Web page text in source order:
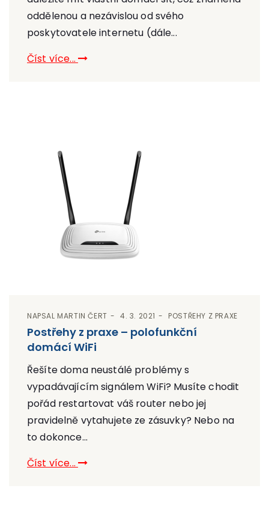
oddělenou a nezávislou od svého
poskytovatele internetu (dále...
Číst více...
NAPSAL MARTIN ČERT 4. 3. 2021 POSTŘEHY Z PRAXE
Postřehy z praxe – polofunkční
domácí WiFi
Řešíte doma neustálé problémy s
vypadávajícím signálem WiFi? Musíte chodit
pořád restartovat váš router nebo jej
pravidelně vytahujete ze zásuvky? Nebo na
to dokonce...
Číst více...